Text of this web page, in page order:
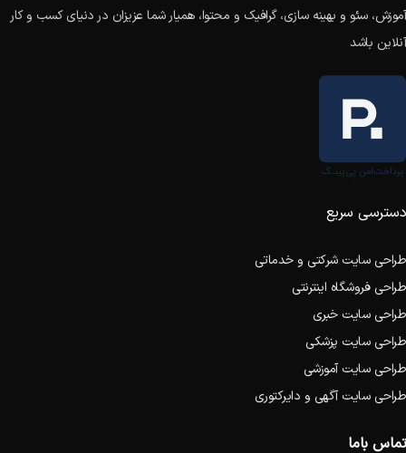
آموزش، سئو و بهینه سازی، گرافیک و محتوا، همیار شما عزیزان در دنیای کسب و کار
آنلاین باشد
دسترسی سریع
طراحی سایت شرکتی و خدماتی
طراحی فروشگاه اینترنتی
طراحی سایت خبری
طراحی سایت پزشکی
طراحی سایت آموزشی
طراحی سایت آگهی و دایرکتوری
تماس باما